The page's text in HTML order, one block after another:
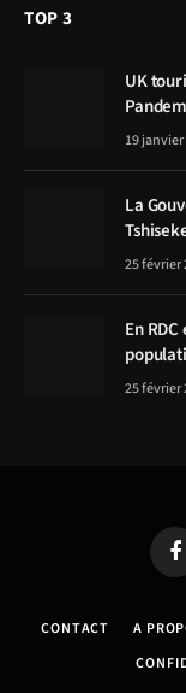
TOP 3
UK
19 janvier
La
25 février
En
de la
25 février
CONTACT A